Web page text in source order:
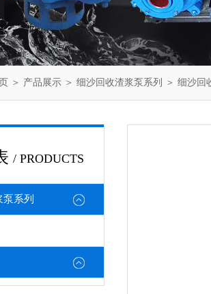
＞ 产品展示 ＞ 细沙回收渣浆泵系列 ＞ 细沙回
/ PRODUCTS
系列